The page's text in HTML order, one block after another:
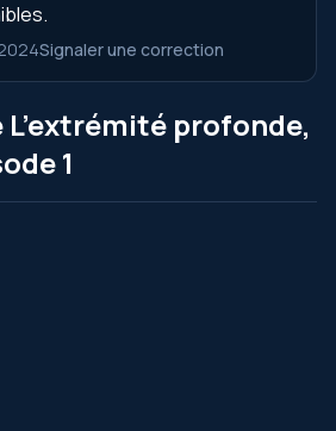
Signaler une correction
profonde,
1